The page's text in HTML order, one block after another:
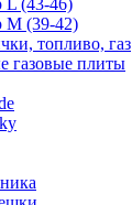
M (39-42)
топливо, газ
газовые плиты